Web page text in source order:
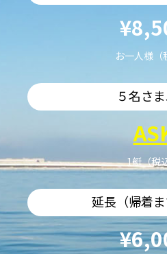
お一人様（
５名さ
1艇（税
延長（帰着ま